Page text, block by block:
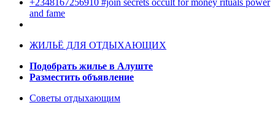
+2348167256910 #join secrets occult for money rituals power
and fame
ЖИЛЬЁ ДЛЯ ОТДЫХАЮЩИХ
Подобрать жилье в Алуште
Разместить объявление
Советы отдыхающим